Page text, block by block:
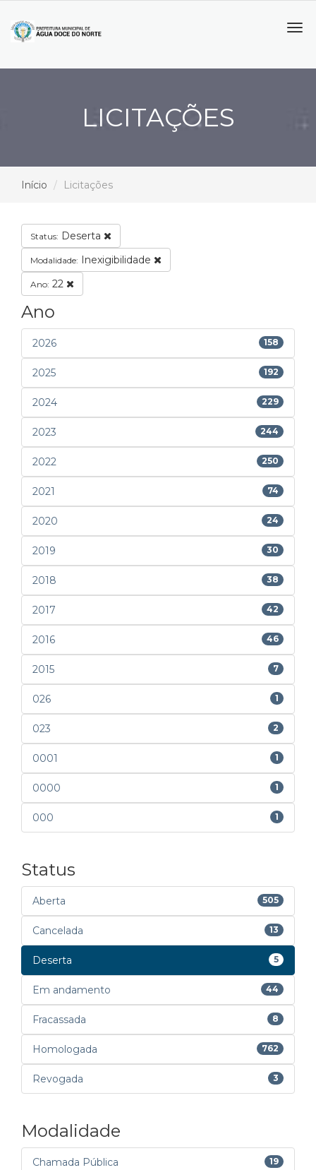
LICITAÇÕES
Início Licitações
Status: Deserta
Modalidade: Inexigibilidade
Ano: 22
Ano
2026 158
2025 192
2024 229
2023 244
2022 250
2021 74
2020 24
2019 30
2018 38
2017 42
2016 46
2015 7
026 1
023 2
0001 1
0000 1
000 1
Status
Aberta 505
Cancelada 13
Deserta 5
Em andamento 44
Fracassada 8
Homologada 762
Revogada 3
Modalidade
Chamada Pública 19